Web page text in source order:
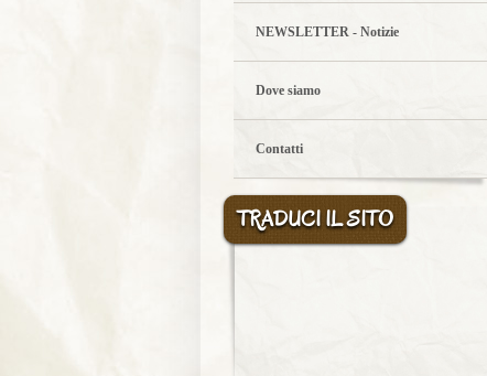
NEWSLETTER - Notizie
Dove siamo
Contatti
TRADUCI IL SITO